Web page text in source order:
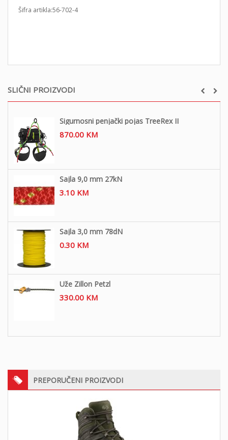
SLIČNI PROIZVODI
Sigurnosni penjački pojas TreeRex II
870.00 KM
Sajla 9,0 mm 27kN
3.10 KM
Sajla 3,0 mm 78dN
0.30 KM
Uže Zillon Petzl
330.00 KM
PREPORUČENI PROIZVODI
Šifra artikla:56-702-4